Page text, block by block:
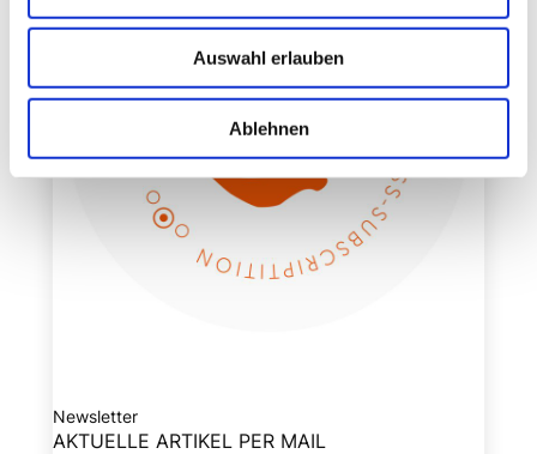
Auswahl erlauben
Ablehnen
Newsletter
AKTUELLE ARTIKEL PER MAIL